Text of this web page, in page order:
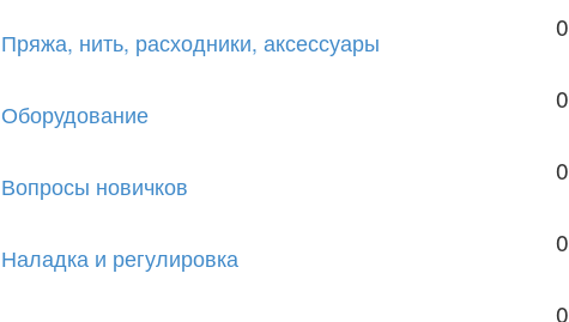
Пряжа, нить, расходники, аксессуары
0
Оборудование
0
Вопросы новичков
0
Наладка и регулировка
0
0